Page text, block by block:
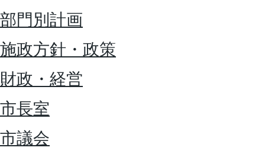
部門別計画
施政方針・政策
財政・経営
市長室
市議会